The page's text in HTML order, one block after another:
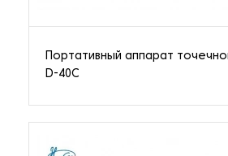
Портативный аппарат
D-40C